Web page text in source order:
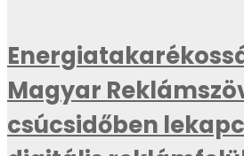
Magyar
csúcsidőben